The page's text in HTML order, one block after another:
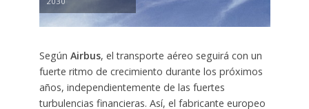
Según Airbus, el transporte aéreo seguirá con un
fuerte ritmo de crecimiento durante los próximos
años, independientemente de las fuertes
turbulencias financieras. Así, el fabricante europeo